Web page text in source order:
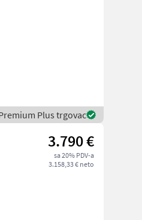
Plus trgovac
3.790 €
sa 20% PDV-a
3.158,33 € neto